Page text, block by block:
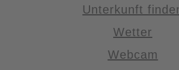
Unterkunft
Wetter
Webcam